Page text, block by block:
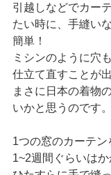
引越しなどでカー
たい時に、手縫い
簡単！
ミシンのように穴
仕立て直すことが
まさに日本の着物
いかと思うのです。
1つの窓のカーテン
1~2週間ぐらいは